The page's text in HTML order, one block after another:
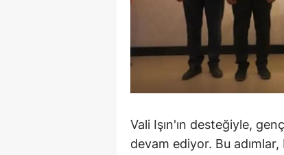
Vali Işın'ın desteğiyle,
devam ediyor. Bu adımlar,